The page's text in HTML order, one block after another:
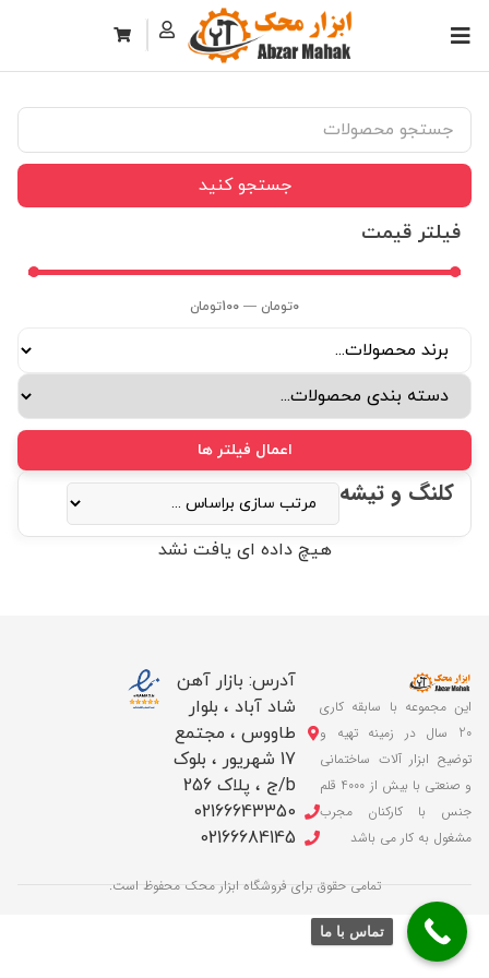
جستجو کنید
فیلتر قیمت
0تومان —
100تومان
اعمال فیلتر ها
کلنگ و تیشه
هیچ داده ای یافت نشد
این مجموعه با سابقه کاری
20 سال در زمینه تهیه و
توضیح ابزار آلات ساختمانی
و صنعتی با بیش از 4000 قلم
جنس با کارکنان مجرب
مشغول به کار می باشد
آدرس: بازار آهن
شاد آباد ، بلوار
طاووس ، مجتمع
17 شهریور ، بلوک
b/ج ، پلاک 256
02166643350
02166684145
تمامی حقوق برای فروشگاه ابزار محک محفوظ است.
تماس با ما